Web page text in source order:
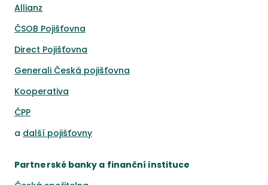
Allianz
ČSOB Pojišťovna
Direct Pojišťovna
Generali Česká pojišťovna
Kooperativa
ČPP
a další pojišťovny
Partnerské banky a finanční instituce